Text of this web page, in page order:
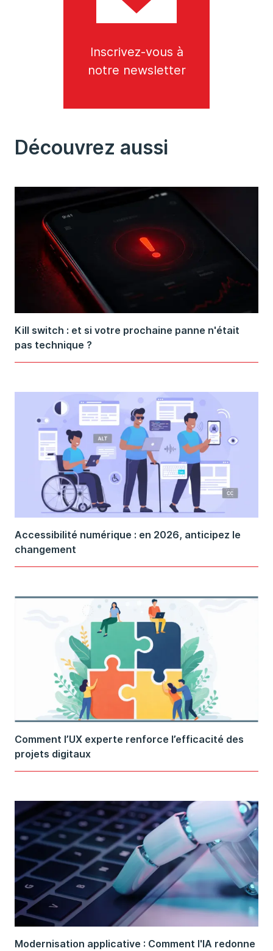
Inscrivez-vous à
notre newsletter
Découvrez aussi
Kill switch : et si votre prochaine panne n'était
pas technique ?
Accessibilité numérique : en 2026, anticipez le
changement
Comment l’UX experte renforce l’efficacité des
projets digitaux
Modernisation applicative : Comment l'IA redonne